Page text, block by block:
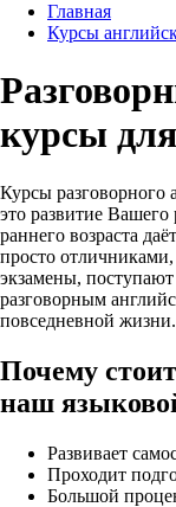
Главная
Курсы
курсы
Курсы
это развитие Вашего
раннего возраста
просто
экзамены,
разговорным
повседневной жизни.
Почему
наш
Развивает
Проходит
Большой